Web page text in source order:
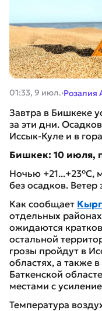
01:33, 9 июл.·Розалия
Завтра в Бишкеке
за эти дни.
Иссык-Куле и в
Бишкек: 10 июля,
Ночью +21...+23°C,
без осадков.
Как сообщает
отдельных
ожидаются
остальной
грозы пройдут в
областях, а также
Баткенской
местами с
Температура